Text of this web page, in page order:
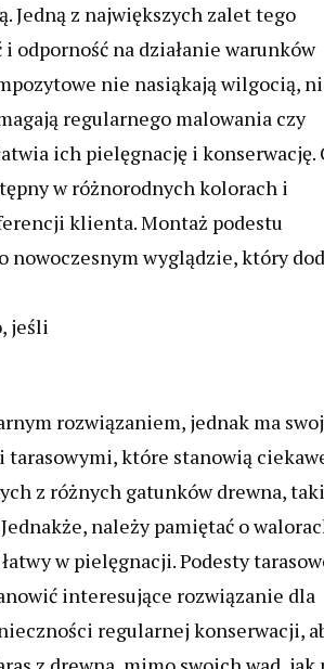
Jedną z największych zalet tego
odporność na działanie warunków
nie nasiąkają wilgocią,
regularnego malowania czy
ich pielęgnację i konserwację.
w różnorodnych kolorach i
klienta. Montaż podestu
nowoczesnym wyglądzie, który
jeśli
rozwiązaniem, jednak ma
tarasowymi, które stanowią
z różnych gatunków drewna,
należy pamiętać o
w pielęgnacji. Podesty
interesujące rozwiązanie dla
regularnej konserwacji,